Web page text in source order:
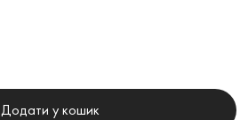
Додати у кошик